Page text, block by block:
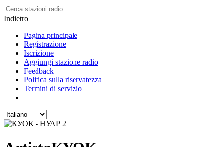
Indietro
Pagina principale
Registrazione
Iscrizione
Aggiungi stazione radio
Feedback
Politica sulla riservatezza
Termini di servizio